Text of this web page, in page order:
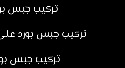
تركيب جبس
تركيب جبس بورد
تركيب جبس